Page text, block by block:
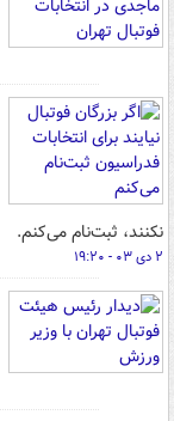
نکنند، ثبت‌نام می‌کنم.
۲ دی ۰۳ - ۱۹:۲۰